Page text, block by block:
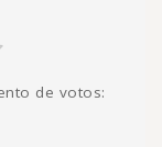
de votos: